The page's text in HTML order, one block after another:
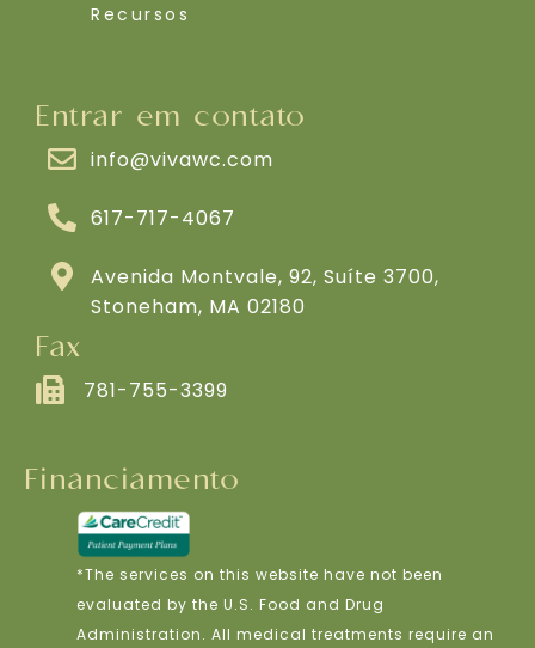
Recursos
Entrar em contato
info@vivawc.com
617-717-4067
Avenida Montvale, 92, Suíte 3700,
Stoneham, MA 02180
Fax
781-755-3399
Financiamento
*The services on this website have not been
evaluated by the U.S. Food and Drug
Administration. All medical treatments require an